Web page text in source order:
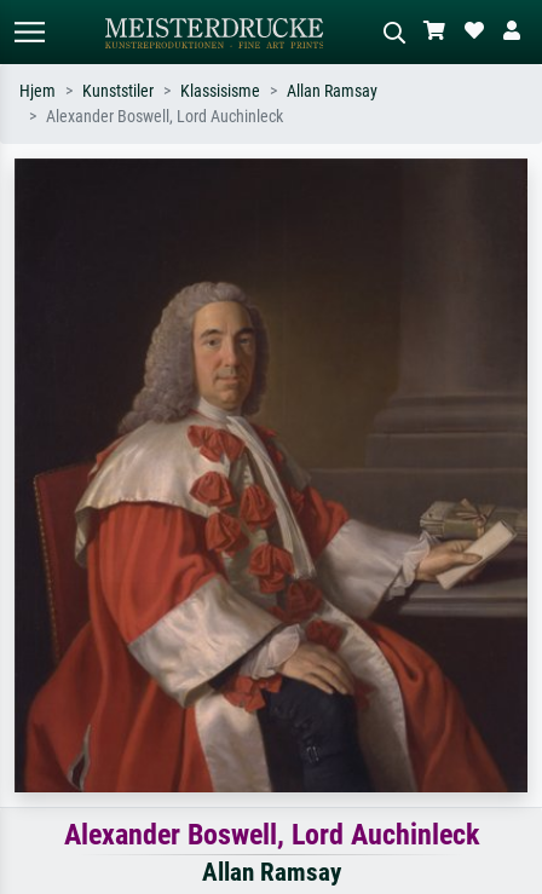
Hjem Kunststiler Klassisisme
Allan Ramsay
Alexander Boswell, Lord Auchinleck
Alexander Boswell, Lord Auchinleck
Allan Ramsay